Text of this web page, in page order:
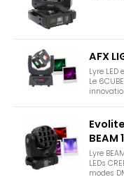
AFX
Lyre
Le
BEAM
Lyre
LEDs
modes